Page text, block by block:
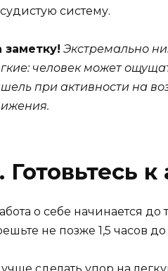
систему.
заметку! Экстремально
человек может
при активности на
Готовьтесь
о себе начинается
не позже 1,5 часов до